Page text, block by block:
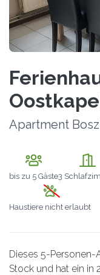
Apartment
bis zu 5 Gäste3
Haustiere nicht erlaubt
Dieses 5-
Stock und hat ein in